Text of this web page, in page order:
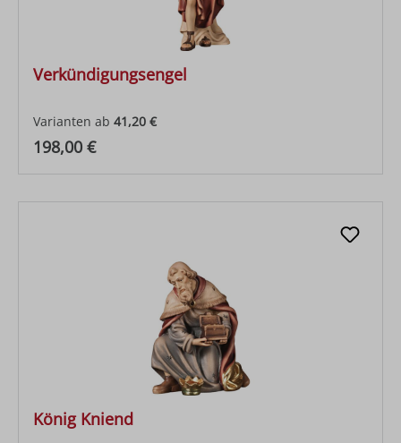
Verkündigungsengel
Varianten ab 41,20 €
Regulärer Preis:
198,00 €
König Kniend